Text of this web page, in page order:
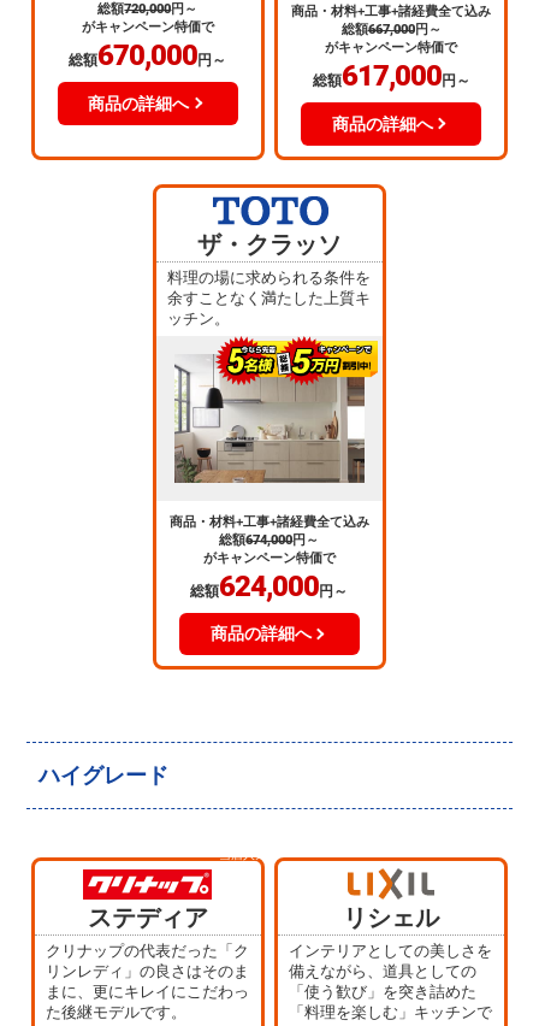
総額720,000円～
がキャンペーン特価で
総額670,000円～
商品の詳細へ
商品・材料+工事+諸経費全て込み
総額667,000円～
がキャンペーン特価で
総額617,000円～
商品の詳細へ
ザ・クラッソ
料理の場に求められる条件を
余すことなく満たした上質キ
ッチン。
商品・材料+工事+諸経費全て込み
総額674,000円～
がキャンペーン特価で
総額624,000円～
商品の詳細へ
ハイグレード
ステディア
クリナップの代表だった「ク
リンレディ」の良さはそのま
まに、更にキレイにこだわっ
た後継モデルです。
当店人気
リシェル
インテリアとしての美しさを
備えながら、道具としての
「使う歓び」を突き詰めた
「料理を楽しむ」キッチンで